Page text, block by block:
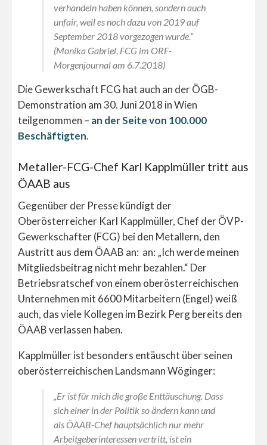
verhandeln haben können, sondern auch
unfair, weil es noch dazu von 2019 auf
September 2018 vorgezogen wurde.“
(Monika Gabriel, FCG im ORF-
Morgenjournal am 6.7.2018)
Die Gewerkschaft FCG hat auch an der ÖGB-
Demonstration am 30. Juni 2018 in Wien
teilgenommen – an der Seite von 100.000
Beschäftigten.
Metaller-FCG-Chef Karl Kapplmüller tritt aus
ÖAAB aus
Gegenüber der Presse kündigt der
Oberösterreicher Karl Kapplmüller, Chef der ÖVP-
Gewerkschafter (FCG) bei den Metallern, den
Austritt aus dem ÖAAB an: an: „Ich werde meinen
Mitgliedsbeitrag nicht mehr bezahlen.“ Der
Betriebsratschef von einem oberösterreichischen
Unternehmen mit 6600 Mitarbeitern (Engel) weiß
auch, das viele Kollegen im Bezirk Perg bereits den
ÖAAB verlassen haben.
Kapplmüller ist besonders entäuscht über seinen
oberösterreichischen Landsmann Wöginger:
„Er ist für mich die große Enttäuschung. Dass
sich einer in der Politik so ändern kann und
als ÖAAB-Chef hauptsächlich nur mehr
Arbeitgeberinteressen vertritt, ist ein